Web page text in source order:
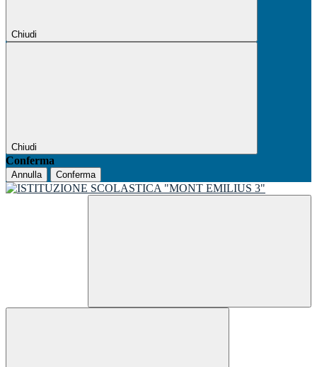
Chiudi
Chiudi
Conferma
Annulla Conferma